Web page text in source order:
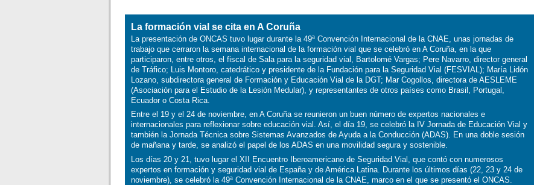
La formación vial se cita en A Coruña
La presentación de ONCAS tuvo lugar durante la 49ª Convención Internacional de la CNAE, unas jornadas de
trabajo que cerraron la semana internacional de la formación vial que se celebró en A Coruña, en la que
participaron, entre otros, el fiscal de Sala para la seguridad vial, Bartolomé Vargas; Pere Navarro, director general
de Tráfico; Luis Montoro, catedrático y presidente de la Fundación para la Seguridad Vial (FESVIAL); María Lidón
Lozano, subdirectora general de Formación y Educación Vial de la DGT; Mar Cogollos, directora de AESLEME
(Asociación para el Estudio de la Lesión Medular), y representantes de otros países como Brasil, Portugal,
Ecuador o Costa Rica.
Entre el 19 y el 24 de noviembre, en A Coruña se reunieron un buen número de expertos nacionales e
internacionales para reflexionar sobre educación vial. Así, el día 19, se celebró la IV Jornada de Educación Vial y
también la Jornada Técnica sobre Sistemas Avanzados de Ayuda a la Conducción (ADAS). En una doble sesión
de mañana y tarde, se analizó el papel de los ADAS en una movilidad segura y sostenible.
Los días 20 y 21, tuvo lugar el XII Encuentro Iberoamericano de Seguridad Vial, que contó con numerosos
expertos en formación y seguridad vial de España y de América Latina. Durante los últimos días (22, 23 y 24 de
noviembre), se celebró la 49ª Convención Internacional de la CNAE, marco en el que se presentó el ONCAS.